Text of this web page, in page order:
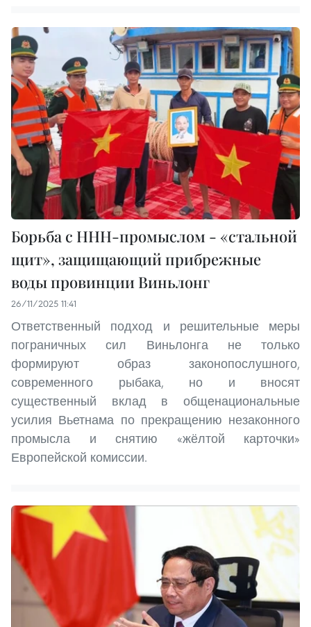
Борьба с ННН-промыслом - «стальной
щит», защищающий прибрежные
воды провинции Виньлонг
26/11/2025 11:41
Ответственный подход и решительные меры
пограничных сил Виньлонга не только
формируют образ законопослушного,
современного рыбака, но и вносят
существенный вклад в общенациональные
усилия Вьетнама по прекращению незаконного
промысла и снятию «жёлтой карточки»
Европейской комиссии.